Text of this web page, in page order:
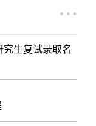
生复试录取名